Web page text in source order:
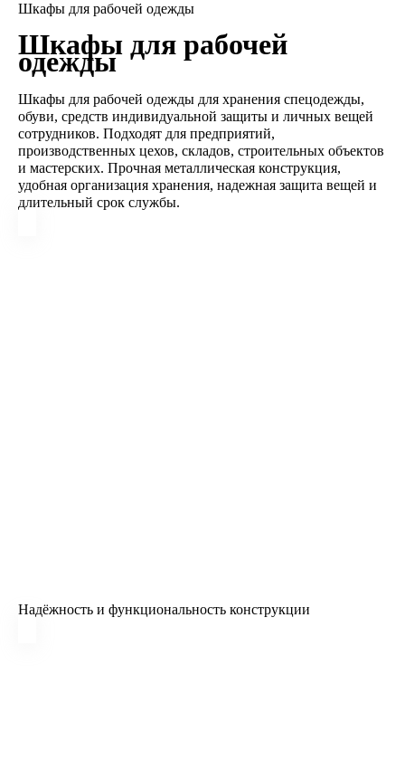
Шкафы для рабочей одежды
Шкафы для рабочей
одежды
Шкафы для рабочей одежды для хранения спецодежды,
обуви, средств индивидуальной защиты и личных вещей
сотрудников. Подходят для предприятий,
производственных цехов, складов, строительных объектов
и мастерских. Прочная металлическая конструкция,
удобная организация хранения, надежная защита вещей и
длительный срок службы.
Надёжность и функциональность конструкции